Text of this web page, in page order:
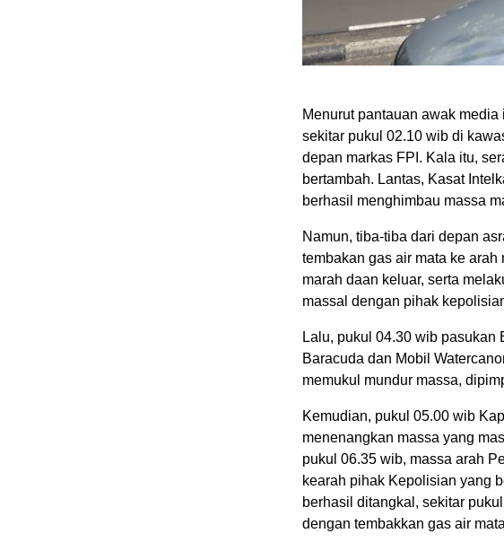
Menurut pantauan awak
sekitar pukul 02.10 wib di
depan markas FPI. Kala itu,
bertambah. Lantas, Kasat
berhasil menghimbau massa
Namun, tiba-tiba dari depan
tembakan gas air mata ke arah
marah daan keluar, serta
massal dengan pihak
Lalu, pukul 04.30 wib pasukan
Baracuda dan Mobil
memukul mundur massa,
Kemudian, pukul 05.00 wib
menenangkan massa yang
pukul 06.35 wib, massa arah
kearah pihak Kepolisian yang
berhasil ditangkal, sekitar
dengan tembakkan gas air